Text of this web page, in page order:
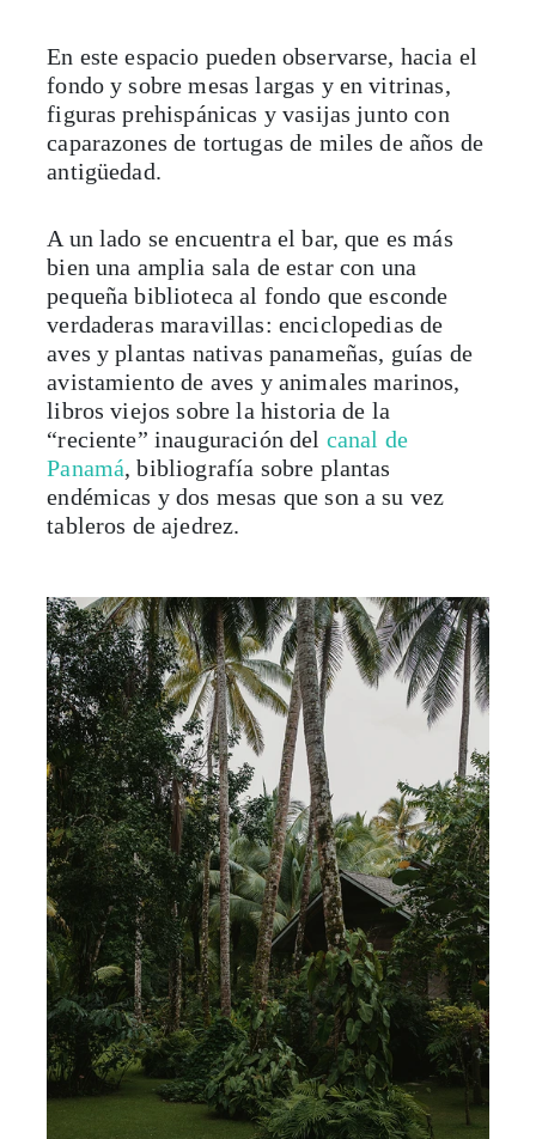
En este espacio pueden observarse, hacia el
fondo y sobre mesas largas y en vitrinas,
figuras prehispánicas y vasijas junto con
caparazones de tortugas de miles de años de
antigüedad.
A un lado se encuentra el bar, que es más
bien una amplia sala de estar con una
pequeña biblioteca al fondo que esconde
verdaderas maravillas: enciclopedias de
aves y plantas nativas panameñas, guías de
avistamiento de aves y animales marinos,
libros viejos sobre la historia de la
“reciente” inauguración del canal de
Panamá, bibliografía sobre plantas
endémicas y dos mesas que son a su vez
tableros de ajedrez.